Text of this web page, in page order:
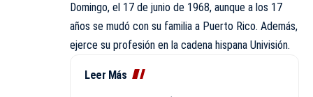
Domingo, el 17 de junio de 1968, aunque a los 17
años se mudó con su familia a Puerto Rico. Además,
ejerce su profesión en la cadena hispana Univisión.
Leer Más